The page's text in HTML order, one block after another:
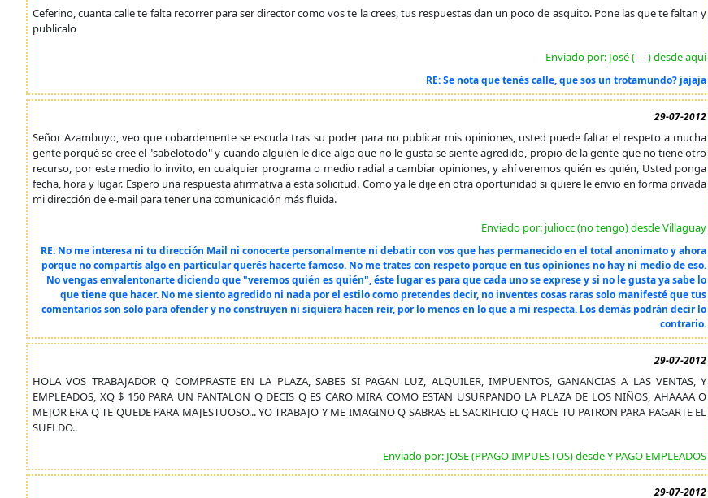
Ceferino, cuanta calle te falta recorrer para ser director como vos te la crees, tus respuestas dan un poco de asquito. Pone las que te faltan y
publicalo
Enviado por: José (----) desde aqui
RE: Se nota que tenés calle, que sos un trotamundo? jajaja
29-07-2012
Señor Azambuyo, veo que cobardemente se escuda tras su poder para no publicar mis opiniones, usted puede faltar el respeto a mucha
gente porqué se cree el "sabelotodo" y cuando alguién le dice algo que no le gusta se siente agredido, propio de la gente que no tiene otro
recurso, por este medio lo invito, en cualquier programa o medio radial a cambiar opiniones, y ahí veremos quién es quién, Usted ponga
fecha, hora y lugar. Espero una respuesta afirmativa a esta solicitud. Como ya le dije en otra oportunidad si quiere le envio en forma privada
mi dirección de e-mail para tener una comunicación más fluida.
Enviado por: juliocc (no tengo) desde Villaguay
RE: No me interesa ni tu dirección Mail ni conocerte personalmente ni debatir con vos que has permanecido en el total anonimato y ahora
porque no compartís algo en particular querés hacerte famoso. No me trates con respeto porque en tus opiniones no hay ni medio de eso.
No vengas envalentonarte diciendo que "veremos quién es quién", éste lugar es para que cada uno se exprese y si no le gusta ya sabe lo
que tiene que hacer. No me siento agredido ni nada por el estilo como pretendes decir, no inventes cosas raras solo manifesté que tus
comentarios son solo para ofender y no construyen ni siquiera hacen reir, por lo menos en lo que a mi respecta. Los demás podrán decir lo
contrario.
29-07-2012
HOLA VOS TRABAJADOR Q COMPRASTE EN LA PLAZA, SABES SI PAGAN LUZ, ALQUILER, IMPUENTOS, GANANCIAS A LAS VENTAS, Y
EMPLEADOS, XQ $ 150 PARA UN PANTALON Q DECIS Q ES CARO MIRA COMO ESTAN USURPANDO LA PLAZA DE LOS NIÑOS, AHAAAA O
MEJOR ERA Q TE QUEDE PARA MAJESTUOSO... YO TRABAJO Y ME IMAGINO Q SABRAS EL SACRIFICIO Q HACE TU PATRON PARA PAGARTE EL
SUELDO..
Enviado por: JOSE (PPAGO IMPUESTOS) desde Y PAGO EMPLEADOS
29-07-2012